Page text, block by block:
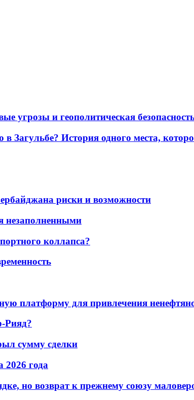
угрозы и геополитическая
Загульбе? История одного места,
риски и возможности
незаполненными
коллапса?
платформу для привлечения
Рияд?
сумму сделки
2026 года
но возврат к прежнему союзу